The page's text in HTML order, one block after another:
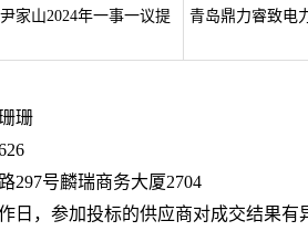
家山2024年一事一议提
青岛鼎力睿致电
珊
297号麟瑞商务大厦2704
日，参加投标的供应商对成交结果